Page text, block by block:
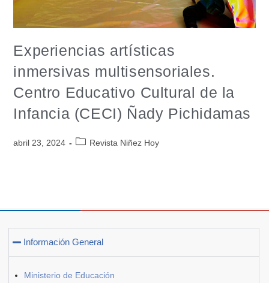
Experiencias artísticas
inmersivas multisensoriales.
Centro Educativo Cultural de la
Infancia (CECI) Ñady Pichidamas
abril 23, 2024 Revista Niñez Hoy
Información General
Ministerio de Educación